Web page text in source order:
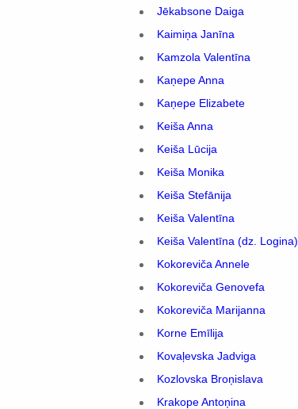
Jēkabsone Daiga
Kaimiņa Janīna
Kamzola Valentīna
Kaņepe Anna
Kaņepe Elizabete
Keiša Anna
Keiša Lūcija
Keiša Monika
Keiša Stefānija
Keiša Valentīna
Keiša Valentīna (dz. Logina)
Kokoreviča Annele
Kokoreviča Genovefa
Kokoreviča Marijanna
Korne Emīlija
Kovaļevska Jadviga
Kozlovska Broņislava
Krakope Antoņina